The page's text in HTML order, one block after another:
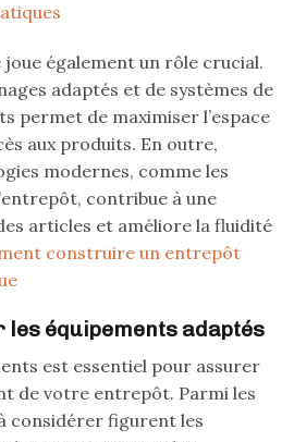
également un rôle crucial.
adaptés et de systèmes de
permet de maximiser l’espace
aux produits. En outre,
modernes, comme les
contribue à une
articles et améliore la fluidité
construire un entrepôt
équipements adaptés
est essentiel pour assurer
de votre entrepôt. Parmi les
considérer figurent les